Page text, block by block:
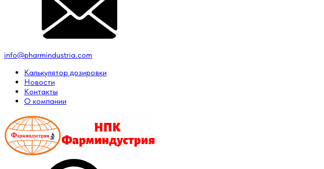
info@pharmindustria.com
Калькулятор дозировки
Новости
Контакты
О компании